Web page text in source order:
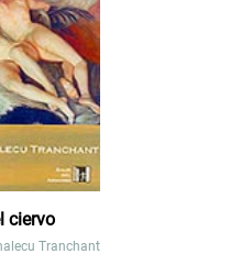
ciervo
Tranchant